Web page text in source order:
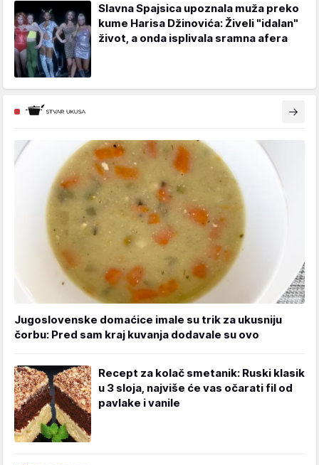
Slavna Spajsica upoznala muža preko
kume Harisa Džinovića: Živeli "idalan"
život, a onda isplivala sramna afera
Jugoslovenske domaćice imale su trik za ukusniju
čorbu: Pred sam kraj kuvanja dodavale su ovo
Recept za kolač smetanik: Ruski klasik
u 3 sloja, najviše će vas očarati fil od
pavlake i vanile